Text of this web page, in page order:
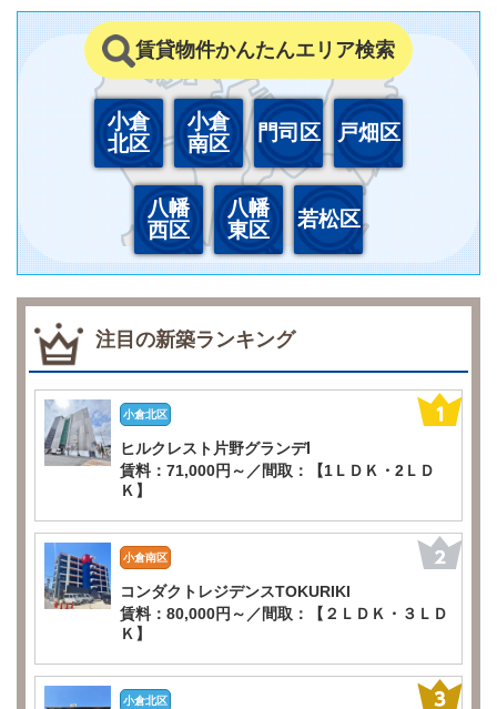
賃貸物件かんたんエリア検索
小倉
北区
小倉
南区
門司区 戸畑区
八幡
西区
八幡
東区
若松区
注目の新築ランキング
小倉北区
ヒルクレスト片野グランデⅠ
賃料：71,000円～／間取：【1ＬＤＫ・2ＬＤ
Ｋ】
小倉南区
コンダクトレジデンスTOKURIKI
賃料：80,000円～／間取：【２ＬＤＫ・３ＬＤ
Ｋ】
小倉北区